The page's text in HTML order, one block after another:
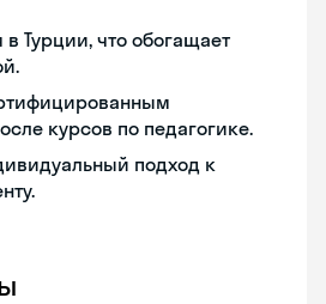
Турции, что обогащает
курсов по педагогике.
подход к